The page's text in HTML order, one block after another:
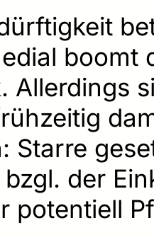
boomt
Allerdings
Starre
der
potentiell